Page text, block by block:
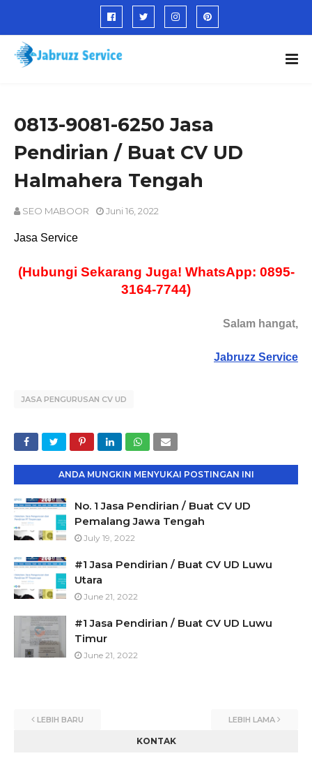
0813-9081-6250 Jasa
Pendirian / Buat CV UD
Halmahera Tengah
SEO MABOOR Juni 16, 2022
Jasa Service
(Hubungi Sekarang Juga! WhatsApp: 0895-
3164-7744)
Salam hangat,
Jabruzz Service
JASA PENGURUSAN CV UD
ANDA MUNGKIN MENYUKAI POSTINGAN INI
No. 1 Jasa Pendirian / Buat CV UD
Pemalang Jawa Tengah
July 19, 2022
#1 Jasa Pendirian / Buat CV UD Luwu
Utara
June 21, 2022
#1 Jasa Pendirian / Buat CV UD Luwu
Timur
June 21, 2022
LEBIH BARU LEBIH LAMA
KONTAK